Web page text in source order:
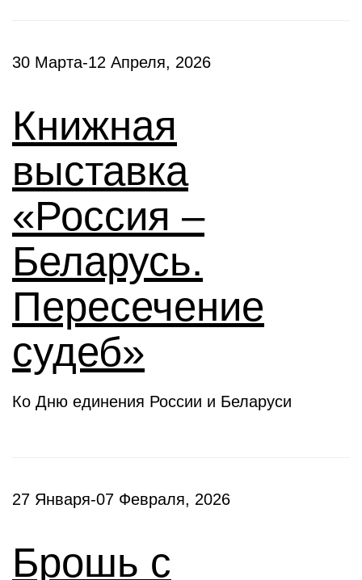
30 Марта-12 Апреля, 2026
Книжная
выставка
«Россия –
Беларусь.
Пересечение
судеб»
Ко Дню единения России и Беларуси
27 Января-07 Февраля, 2026
Брошь с